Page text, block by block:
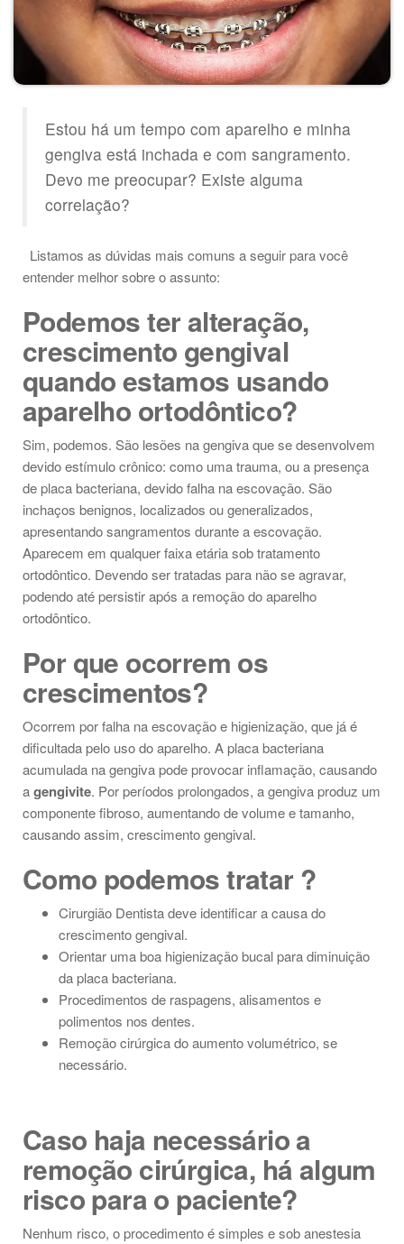
Estou há um tempo com aparelho e minha
gengiva está inchada e com sangramento.
Devo me preocupar? Existe alguma
correlação?
Listamos as dúvidas mais comuns a seguir para você
entender melhor sobre o assunto:
Podemos ter alteração,
crescimento gengival
quando estamos usando
aparelho ortodôntico?
Sim, podemos. São lesões na gengiva que se desenvolvem
devido estímulo crônico: como uma trauma, ou a presença
de placa bacteriana, devido falha na escovação. São
inchaços benignos, localizados ou generalizados,
apresentando sangramentos durante a escovação.
Aparecem em qualquer faixa etária sob tratamento
ortodôntico. Devendo ser tratadas para não se agravar,
podendo até persistir após a remoção do aparelho
ortodôntico.
Por que ocorrem os
crescimentos?
Ocorrem por falha na escovação e higienização, que já é
dificultada pelo uso do aparelho. A placa bacteriana
acumulada na gengiva pode provocar inflamação, causando
agengivite. Por períodos prolongados, a gengiva produz um
componente fibroso, aumentando de volume e tamanho,
causando assim, crescimento gengival.
Como podemos tratar ?
Cirurgião Dentista deve identificar a causa do
crescimento gengival.
Orientar uma boa higienização bucal para diminuição
da placa bacteriana.
Procedimentos de raspagens, alisamentos e
polimentos nos dentes.
Remoção cirúrgica do aumento volumétrico, se
necessário.
Caso haja necessário a
remoção cirúrgica, há algum
risco para o paciente?
Nenhum risco, o procedimento é simples e sob anestesia